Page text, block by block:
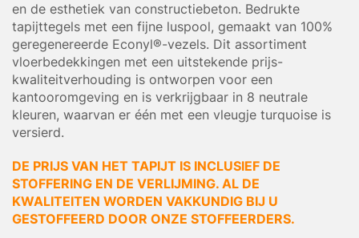
en de esthetiek van constructiebeton. Bedrukte
tapijttegels met een fijne luspool, gemaakt van 100%
geregenereerde Econyl®-vezels. Dit assortiment
vloerbedekkingen met een uitstekende prijs-
kwaliteitverhouding is ontworpen voor een
kantooromgeving en is verkrijgbaar in 8 neutrale
kleuren, waarvan er één met een vleugje turquoise is
versierd.
DE PRIJS VAN HET TAPIJT IS INCLUSIEF DE
STOFFERING EN DE VERLIJMING. AL DE
KWALITEITEN WORDEN VAKKUNDIG BIJ U
GESTOFFEERD DOOR ONZE STOFFEERDERS.